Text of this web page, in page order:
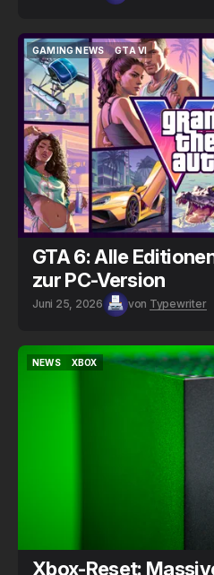
GAMING NEWS
GAMING NEWS
GTA VI
GTA VI
GTA 6: Alle
zur PC-Version
Juni 25, 2026 von Typewriter
NEWS
XBOX
Xbox-Reset: